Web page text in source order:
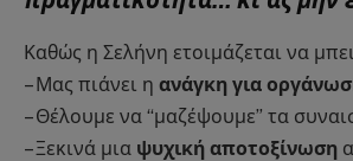
Καθώς η Σελήνη ετοιμάζεται να
– Μας πιάνει η ανάγκη για
– Θέλουμε να “μαζέψουμε” τα
– Ξεκινά μια ψυχική αποτοξίνωση